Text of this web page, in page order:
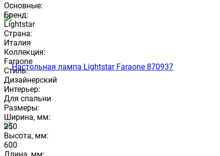
Основные:
Бренд:
Lightstar
Страна:
Италия
Коллекция:
Faraone
Стиль:
Дизайнерский
Интерьер:
Для спальни
Размеры:
Ширина, мм:
250
Высота, мм:
600